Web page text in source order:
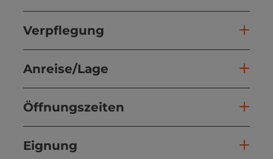
Verpflegung
Anreise/Lage
Öffnungszeiten
Eignung